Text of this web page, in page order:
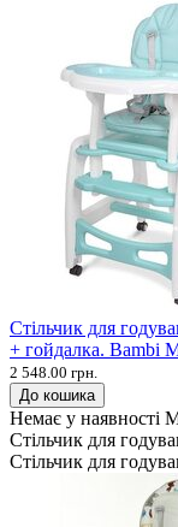
Стільчик для
+ гойдалка. Bambi
2 548.00 грн.
До кошика
Немає у наявності
Стільчик для
Стільчик для